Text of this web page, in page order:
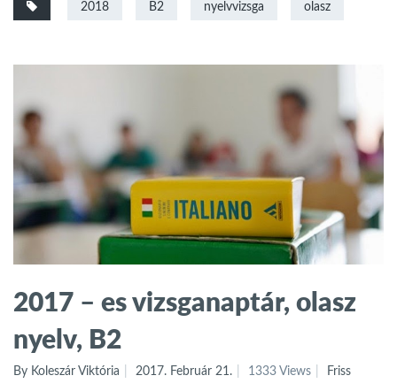
2018 B2 nyelvvizsga olasz
2017 – es vizsganaptár, olasz
nyelv, B2
By Koleszár Viktória 2017. Február 21. 1333 Views Friss